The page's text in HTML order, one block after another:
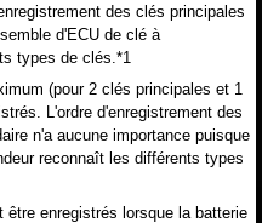
des clés principales
d'ECU de clé à
types de clés.*1
(pour 2 clés principales et 1
L'ordre d'enregistrement des
n'a aucune importance puisque
reconnaît les différents types
enregistrés lorsque la batterie